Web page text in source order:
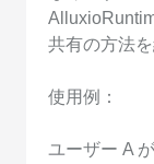
共有の方法を
使用例：
ユーザー A